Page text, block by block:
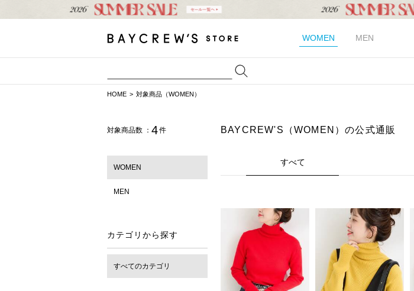
WOMEN MEN
HOME 対象商品（WOMEN）
対象商品数 ： 4件
WOMEN
MEN
カテゴリから探す
すべてのカテゴリ
BAYCREW'S（WOMEN）の公式通販
すべて